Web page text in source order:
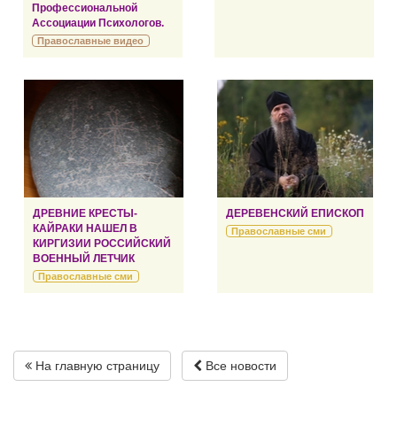
Профессиональной
Ассоциации Психологов.
Православные видео
ДРЕВНИЕ КРЕСТЫ-
КАЙРАКИ НАШЕЛ В
КИРГИЗИИ РОССИЙСКИЙ
ВОЕННЫЙ ЛЕТЧИК
Православные сми
ДЕРЕВЕНСКИЙ ЕПИСКОП
Православные сми
На главную страницу Все новости